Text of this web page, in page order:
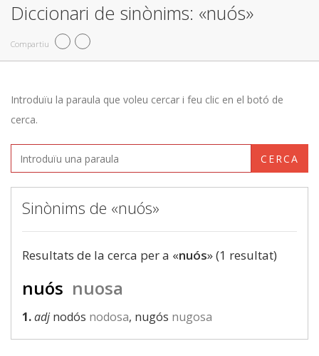
Diccionari de sinònims: «nuós»
Compartiu
Introduïu la paraula que voleu cercar i feu clic en el botó de
cerca.
CERCA
Sinònims de «nuós»
Resultats de la cerca per a «nuós» (1 resultat)
nuós nuosa
1.adjnodós nodosa, nugós nugosa